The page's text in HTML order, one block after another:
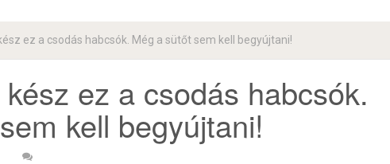
ez a csodás habcsók. Még a sütőt sem kell begyújtani!
ez a csodás habcsók.
kell begyújtani!